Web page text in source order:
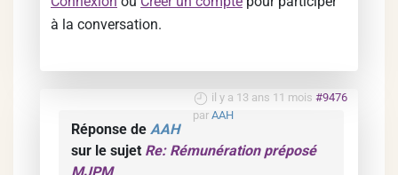
à la conversation.
il y a 13 ans 11 mois #9476
par AAH
Réponse de AAH
sur le sujet Re: Rémunération préposé